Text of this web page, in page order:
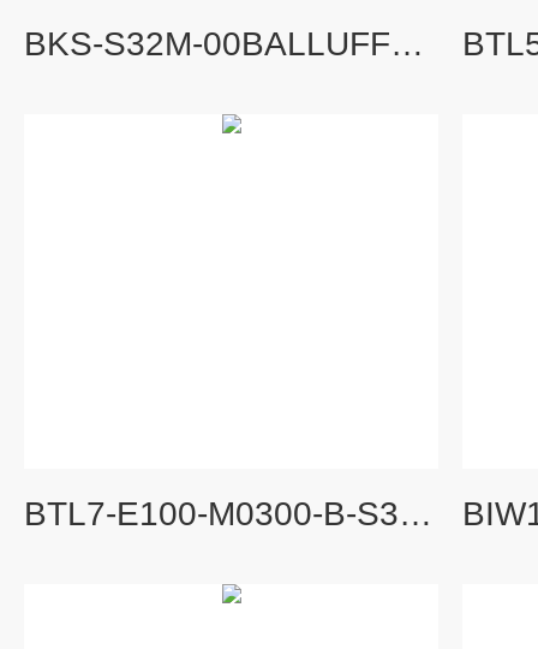
BKS-S32M-00BALLUFF位移传感器插头BKS-S32M-00
BTL7-E100-M0300-B-S32巴鲁夫BALLBUFF磁致伸缩传感器